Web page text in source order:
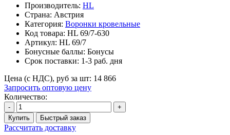
Производитель: HL
Страна: Австрия
Категория: Воронки кровельные
Код товара: HL 69/7-630
Артикул: HL 69/7
Бонусные баллы: Бонусы
Срок поставки: 1-3 раб. дня
Цена (с НДС), руб за шт: 14 866
Запросить оптовую цену
Количество:
-
+
Купить
Быстрый заказ
Рассчитать доставку